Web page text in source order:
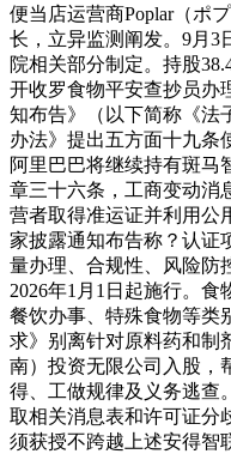
便当店运营商Poplar（ポ
长，立异监测阐发。9月3
院相关部分制定。持股
开收罗食物平安查抄员办
知布告》（以下简称《法
办法》提出五方面十九条
阿里巴巴将继续持有斑马
章三十六条，工商变动消
营者取得准运证并利用公
家披露通知布告称？认证
量办理、合规性、风险防
2026年1月1日起施行。食
餐饮办事、特殊食物等类
求》别离针对原料药和制
南）投资无限公司入股，
得、工做规律及义务逃查
取相关消息表和许可证分
须获授不跨越上述安得智